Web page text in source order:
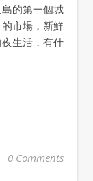
的第一個城
市場，新鮮
生活，有什
0 Comments